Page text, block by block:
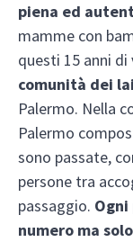
piena ed
mamme con
questi 15 anni
comunità dei
Palermo. Nella
Palermo
sono passate,
persone tra
passaggio.
numero ma